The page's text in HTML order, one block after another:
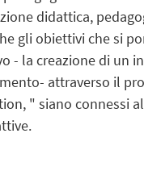
didattica,
gli obiettivi che si
- la creazione di un
attraverso il
" siano connessi